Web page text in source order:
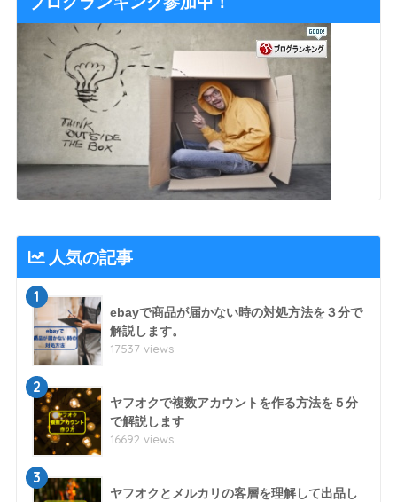
人気の記事
1
ebayで商品が届かない時の対処方法を３分で
解説します。
17537 views
2
ヤフオクで複数アカウントを作る方法を５分
で解説します
16692 views
3
ヤフオクとメルカリの客層を理解して出品し